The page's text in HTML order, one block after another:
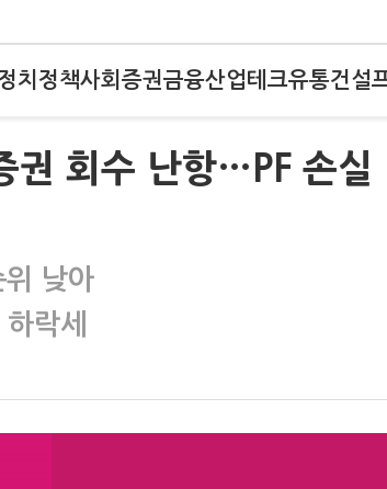
치 정책사회 증권금융산업테크유통건설
권 회수 난항…PF 손실
위 낮아
락세